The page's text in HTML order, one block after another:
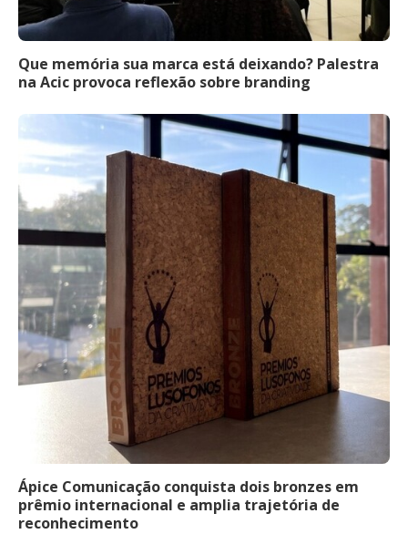
Que memória sua marca está deixando? Palestra
na Acic provoca reflexão sobre branding
Ápice Comunicação conquista dois bronzes em
prêmio internacional e amplia trajetória de
reconhecimento